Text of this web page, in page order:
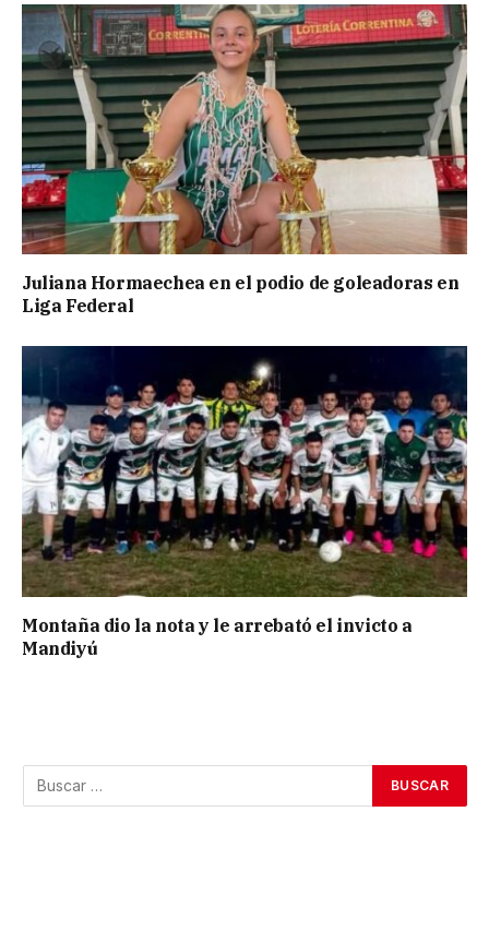
Juliana Hormaechea en el podio de goleadoras en
Liga Federal
Montaña dio la nota y le arrebató el invicto a
Mandiyú